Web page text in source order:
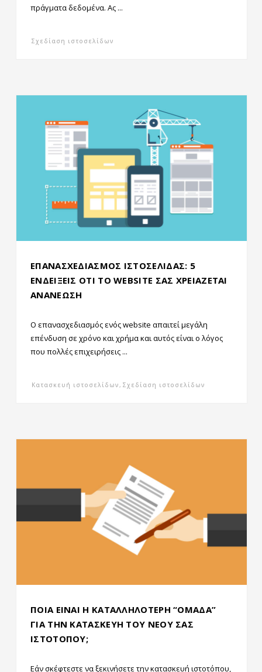
πράγματα δεδομένα. Ας ...
Σχεδίαση ιστοσελίδων
ΕΠΑΝΑΣΧΕΔΙΑΣΜΟΣ ΙΣΤΟΣΕΛΙΔΑΣ: 5
ΕΝΔΕΙΞΕΙΣ ΟΤΙ ΤΟ WEBSITE ΣΑΣ ΧΡΕΙΑΖΕΤΑΙ
ΑΝΑΝΕΩΣΗ
Ο επανασχεδιασμός ενός website απαιτεί μεγάλη
επένδυση σε χρόνο και χρήμα και αυτός είναι ο λόγος
που πολλές επιχειρήσεις ...
Κατασκευή ιστοσελίδων, Σχεδίαση ιστοσελίδων
ΠΟΙΑ ΕΙΝΑΙ Η ΚΑΤΑΛΛΗΛΟΤΕΡΗ “ΟΜΑΔΑ”
ΓΙΑ ΤΗΝ ΚΑΤΑΣΚΕΥΗ ΤΟΥ ΝΕΟΥ ΣΑΣ
ΙΣΤΟΤΟΠΟΥ;
Εάν σκέφτεστε να ξεκινήσετε την κατασκευή ιστοτόπου,